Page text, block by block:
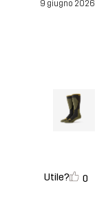
9 giugno 2026
Utile? 0